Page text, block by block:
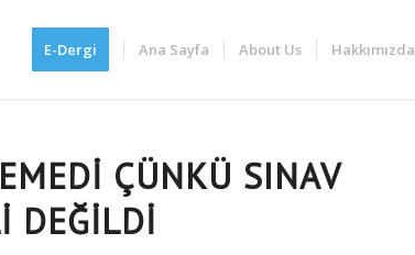
E-Dergi Ana Sayfa About Us Hakkımızda
ÇÜNKÜ SINAV
DEĞILDI